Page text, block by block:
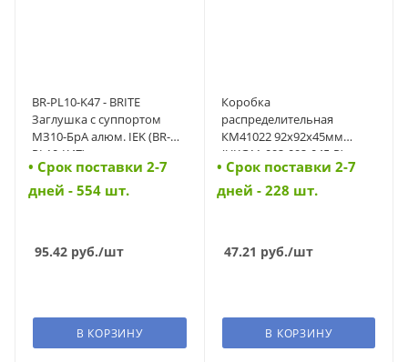
BR-PL10-K47 - BRITE
Заглушка c суппортом
МЗ10-БрА алюм. IEK (BR-
PL10-K47)
• Cрок поставки 2-7
дней - 554 шт.
95.42 руб./шт
В КОРЗИНУ
Коробка
распределительная
КМ41022 92х92х45мм
(UKG11-092-092-045-P)
(UKG11-092-092-045-P)
• Cрок поставки 2-7
дней - 228 шт.
47.21 руб./шт
В КОРЗИНУ